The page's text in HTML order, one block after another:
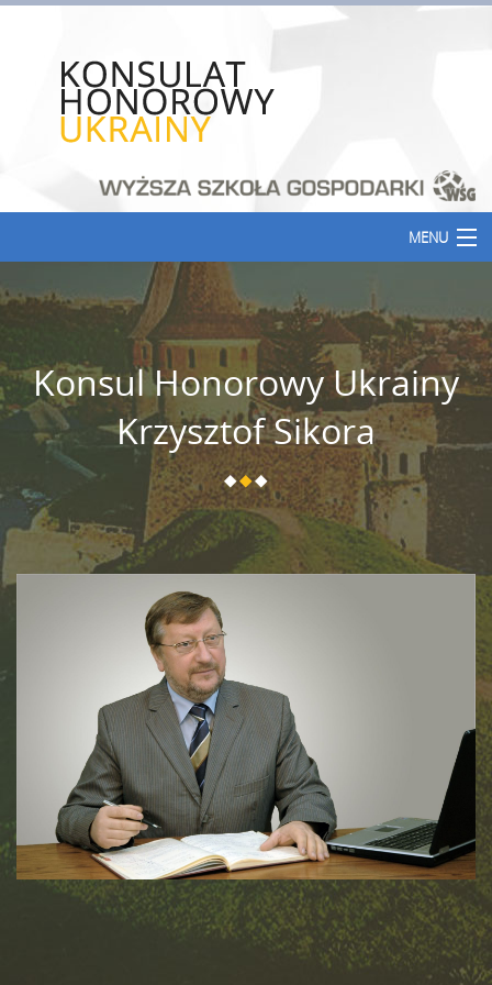
MENU
Aktualności
Korzystne linki
Konsul Honorowy Ukrainy w Bydgoszczy
Patronat Konsula Honorowego
Kontakt
UA
PL
Konsul Honorowy Ukrainy
Krzysztof Sikora